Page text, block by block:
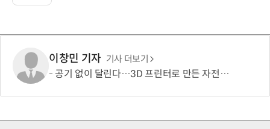
이창민 기자 기사 더보기
공기 없이 달린다…3D 프린터로 만든 자전거 타이어